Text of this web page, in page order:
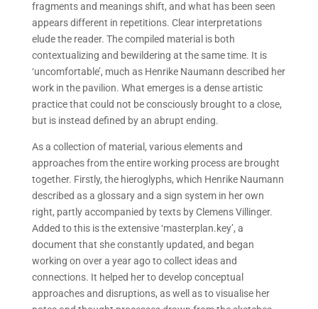
fragments and meanings shift, and what has been seen
appears different in repetitions. Clear interpretations
elude the reader. The compiled material is both
contextualizing and bewildering at the same time. It is
‘uncomfortable’, much as Henrike Naumann described her
work in the pavilion. What emerges is a dense artistic
practice that could not be consciously brought to a close,
but is instead defined by an abrupt ending.
As a collection of material, various elements and
approaches from the entire working process are brought
together. Firstly, the hieroglyphs, which Henrike Naumann
described as a glossary and a sign system in her own
right, partly accompanied by texts by Clemens Villinger.
Added to this is the extensive ‘masterplan.key’, a
document that she constantly updated, and began
working on over a year ago to collect ideas and
connections. It helped her to develop conceptual
approaches and disruptions, as well as to visualise her